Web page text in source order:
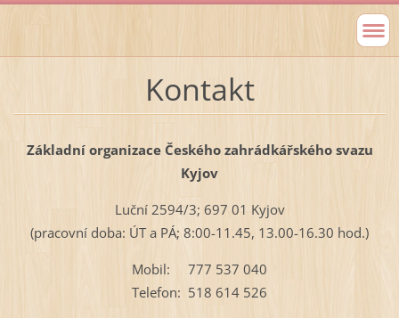
Kontakt
Základní organizace Českého zahrádkářského svazu
Kyjov
Luční 2594/3; 697 01 Kyjov
(pracovní doba: ÚT a PÁ; 8:00-11.45, 13.00-16.30 hod.)
Mobil: 777 537 040
Telefon: 518 614 526